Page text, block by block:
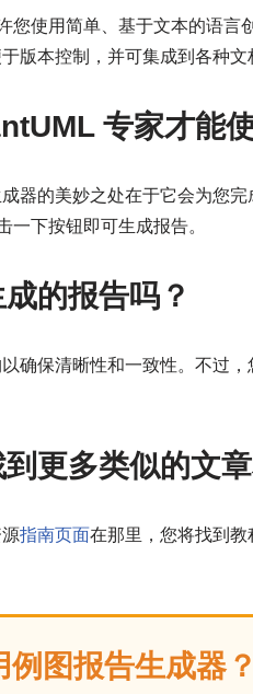
您使用简单、基于文本的语言
版本控制，并可集成到各种文
专家才能
器的美妙之处在于它会为您
一下按钮即可生成报告。
的报告吗？
确保清晰性和一致性。不过
更多类似的文
指南页面在那里，您将找到
图报告生成器？